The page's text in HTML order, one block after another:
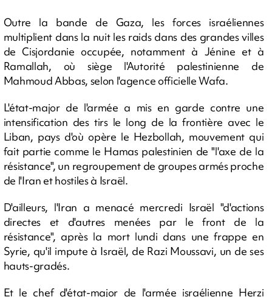
Outre la bande de Gaza, les forces israéliennes
multiplient dans la nuit les raids dans des grandes villes
de Cisjordanie occupée, notamment à Jénine et à
Ramallah, où siège l'Autorité palestinienne de
Mahmoud Abbas, selon l'agence officielle Wafa.
L'état-major de l'armée a mis en garde contre une
intensification des tirs le long de la frontière avec le
Liban, pays d'où opère le Hezbollah, mouvement qui
fait partie comme le Hamas palestinien de "l'axe de la
résistance", un regroupement de groupes armés proche
de l'Iran et hostiles à Israël.
D'ailleurs, l'Iran a menacé mercredi Israël "d'actions
directes et d'autres menées par le front de la
résistance", après la mort lundi dans une frappe en
Syrie, qu'il impute à Israël, de Razi Moussavi, un de ses
hauts-gradés.
Et le chef d'état-major de l'armée israélienne Herzi